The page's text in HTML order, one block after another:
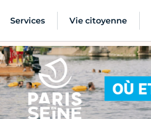
Services Vie citoyenne